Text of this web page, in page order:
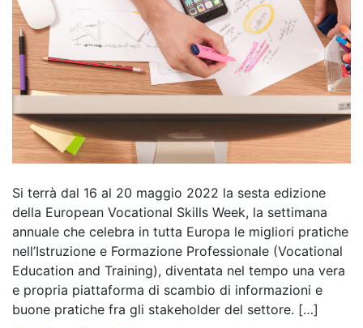
Si terrà dal 16 al 20 maggio 2022 la sesta edizione
della European Vocational Skills Week, la settimana
annuale che celebra in tutta Europa le migliori pratiche
nell’Istruzione e Formazione Professionale (Vocational
Education and Training), diventata nel tempo una vera
e propria piattaforma di scambio di informazioni e
buone pratiche fra gli stakeholder del settore. […]